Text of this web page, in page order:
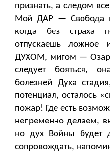
признать, а следом
Мой ДАР — Свобода
когда без страха
отпускаешь ложное
ДУХОМ, мигом —
следует бояться,
болезней Духа
потенциал, осталось
пожар! Где есть
непременно делаем,
но дух Войны будет
сопровождать,